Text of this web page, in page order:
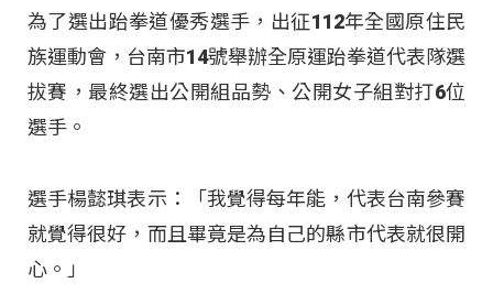
為了選出跆拳道優秀選手，出征112年全國原住民
族運動會，台南市14號舉辦全原運跆拳道代表隊選
拔賽，最終選出公開組品勢、公開女子組對打6位
選手。
選手楊懿琪表示：「我覺得每年能，代表台南參賽
就覺得很好，而且畢竟是為自己的縣市代表就很開
心。」